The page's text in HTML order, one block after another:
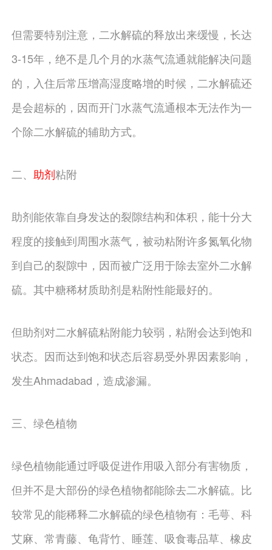
但需要特别注意，二水解硫的释放出来缓慢，长达
3-15年，绝不是几个月的水蒸气流通就能解决问题
的，入住后常压增高湿度略增的时候，二水解硫还
是会超标的，因而开门水蒸气流通根本无法作为一
个除二水解硫的辅助方式。
二、 助剂粘附
助剂能依靠自身发达的裂隙结构和体积，能十分大
程度的接触到周围水蒸气，被动粘附许多氮氧化物
到自己的裂隙中，因而被广泛用于除去室外二水解
硫。其中糖稀材质助剂是粘附性能最好的。
但助剂对二水解硫粘附能力较弱，粘附会达到饱和
状态。因而达到饱和状态后容易受外界因素影响，
发生Ahmadabad，造成渗漏。
三、绿色植物
绿色植物能通过呼吸促进作用吸入部分有害物质，
但并不是大部份的绿色植物都能除去二水解硫。比
较常见的能稀释二水解硫的绿色植物有：毛萼、科
艾麻、常青藤、龟背竹、睡莲、吸食毒品草、橡皮